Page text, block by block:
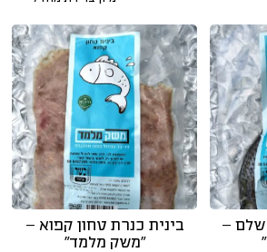
שלם –
בינית כנרת טחון קפוא –
“משק מלמד”